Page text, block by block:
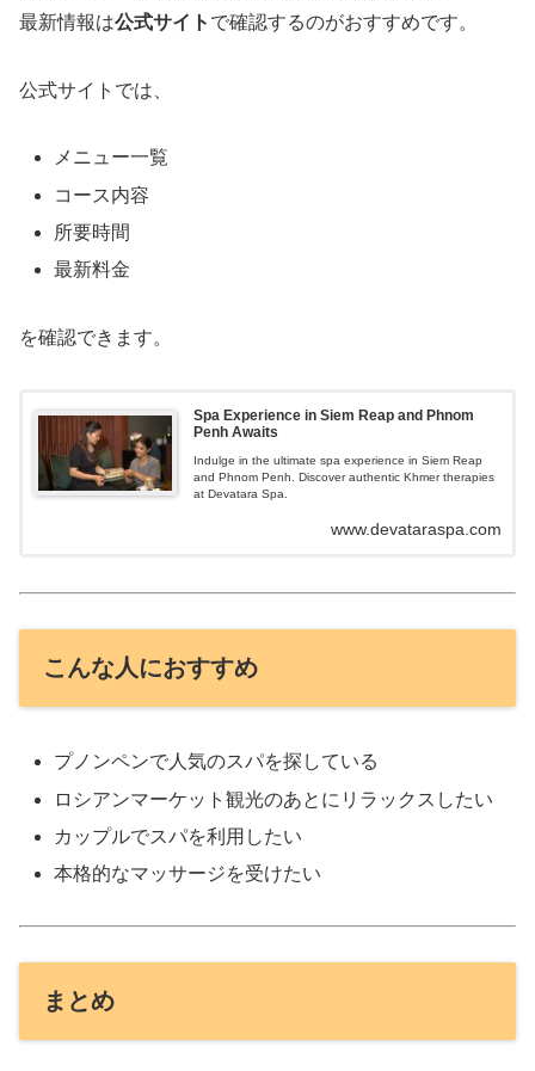
最新情報は公式サイト で確認するのがおすすめです。
公式サイトでは、
メニュー一覧
コース内容
所要時間
最新料金
を確認できます。
Spa Experience in Siem Reap and Phnom
Penh Awaits
Indulge in the ultimate spa experience in Siem Reap
and Phnom Penh. Discover authentic Khmer therapies
at Devatara Spa.
www.devataraspa.com
こんな人におすすめ
プノンペンで人気のスパを探している
ロシアンマーケット観光のあとにリラックスしたい
カップルでスパを利用したい
本格的なマッサージを受けたい
まとめ